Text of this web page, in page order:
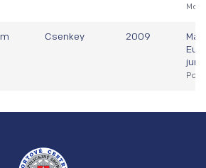
Csenkey 2009